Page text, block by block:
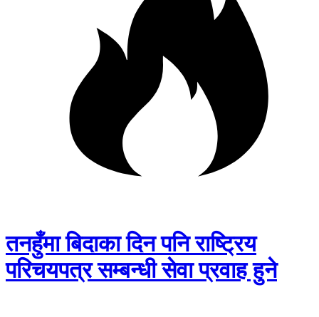
तनहुँमा बिदाका दिन पनि राष्ट्रिय
परिचयपत्र सम्बन्धी सेवा प्रवाह हुने